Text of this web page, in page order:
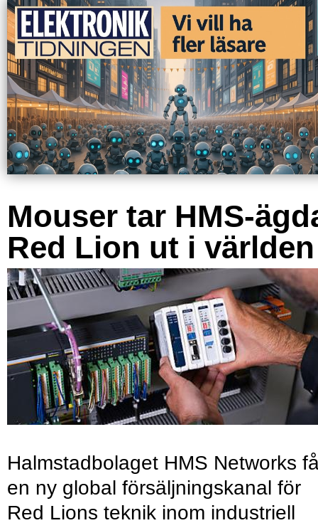
Mouser tar HMS-
Red Lion ut i världen
Halmstadbolaget HMS Networks
en ny global försäljningskanal för
Red Lions teknik inom industriell